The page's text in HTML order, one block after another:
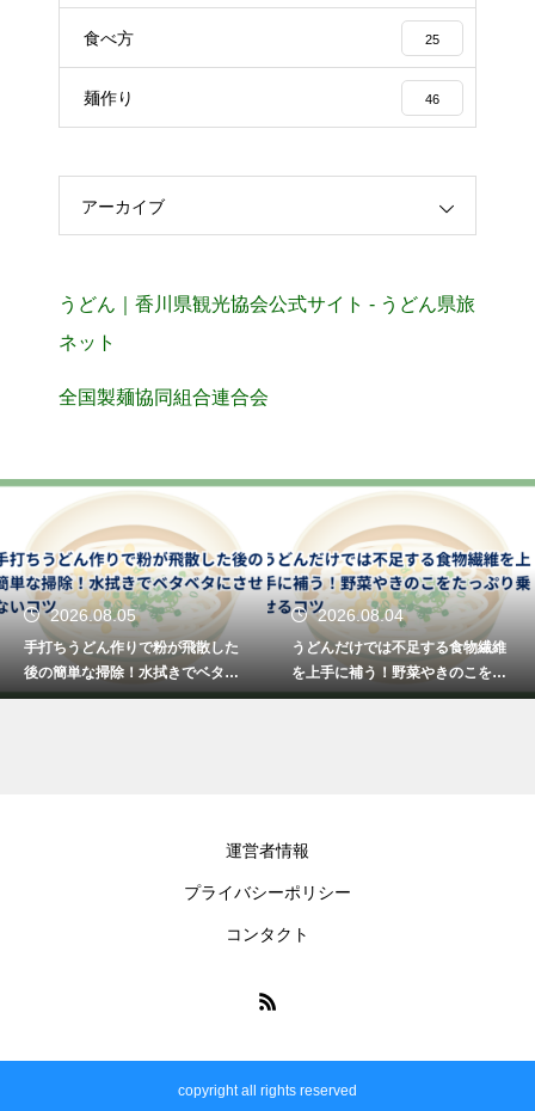
食べ方 25
麺作り 46
アーカイブ
うどん｜香川県観光協会公式サイト - うどん県旅
ネット
全国製麺協同組合連合会
2026.08.05
手打ちうどん作りで粉が飛散した
後の簡単な掃除！水拭きでベタベ
タにさせないコツ
2026.08.04
うどんだけでは不足する食物繊維
を上手に補う！野菜やきのこをた
っぷり乗せるコツ
運営者情報
プライバシーポリシー
コンタクト
copyright all rights reserved